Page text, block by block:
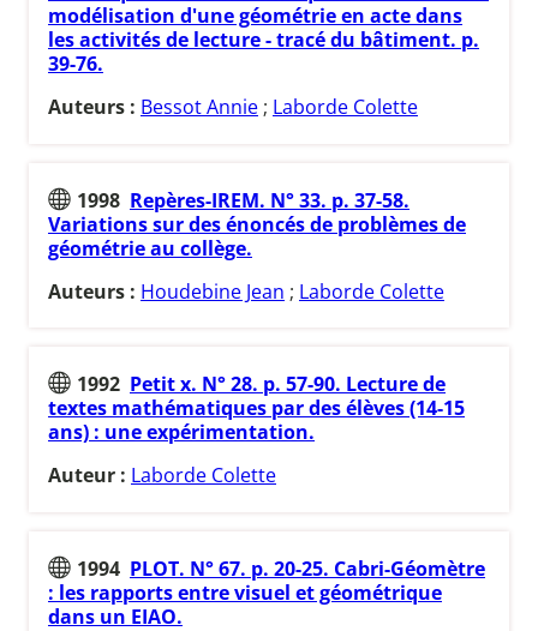
modélisation d'une géométrie en acte dans
les activités de lecture - tracé du bâtiment. p.
39-76.
Auteurs : Bessot Annie ; Laborde Colette
1998 Repères-IREM. N° 33. p. 37-58.
Variations sur des énoncés de problèmes de
géométrie au collège.
Auteurs : Houdebine Jean ; Laborde Colette
1992 Petit x. N° 28. p. 57-90. Lecture de
textes mathématiques par des élèves (14-15
ans) : une expérimentation.
Auteur : Laborde Colette
1994 PLOT. N° 67. p. 20-25. Cabri-Géomètre
: les rapports entre visuel et géométrique
dans un EIAO.